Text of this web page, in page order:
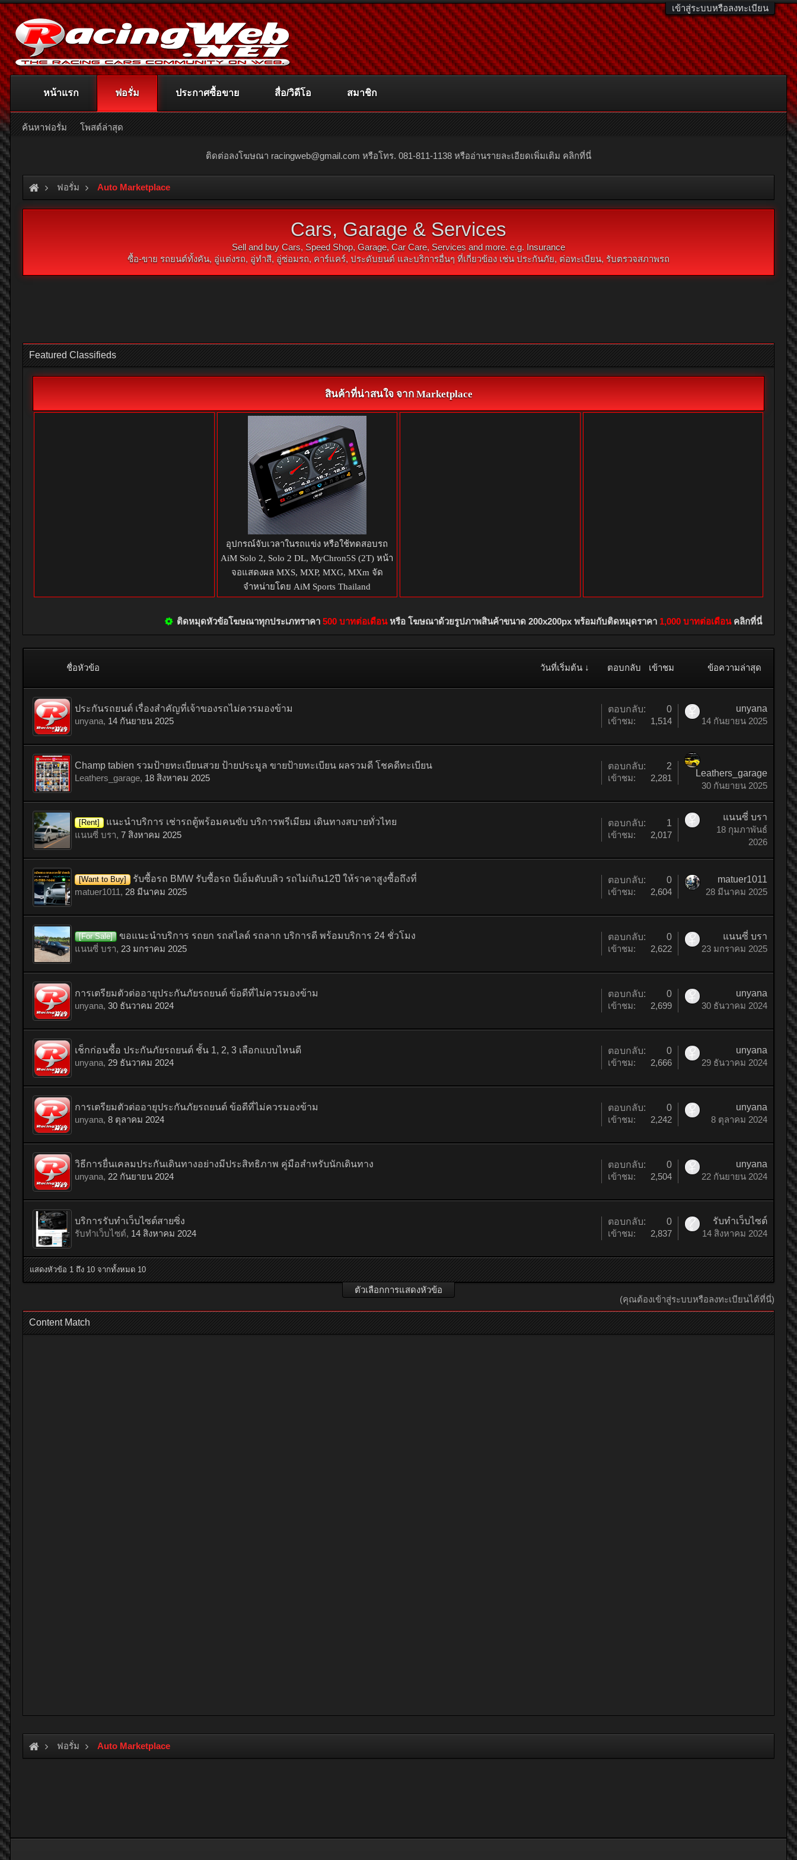
เข้าสู่ระบบหรือลงทะเบียน
ติดต่อลงโฆษณา racingweb@gmail.com หรือโทร. 081-811-1138 หรืออ่านรายละเอียดเพิ่มเติม คลิกที่นี่
ฟอรั่ม Auto Marketplace
Cars, Garage & Services
Sell and buy Cars, Speed Shop, Garage, Car Care, Services and more. e.g. Insurance
ซื้อ-ขาย รถยนต์ทั้งคัน, อู่แต่งรถ, อู่ทำสี, อู่ซ่อมรถ, คาร์แคร์, ประดับยนต์ และบริการอื่นๆ ที่เกี่ยวข้อง เช่น ประกันภัย, ต่อทะเบียน, รับตรวจสภาพรถ
Featured Classifieds
สินค้าที่น่าสนใจ จาก Marketplace
อุปกรณ์จับเวลาในรถแข่ง หรือใช้ทดสอบรถ
AiM Solo 2, Solo 2 DL, MyChron5S (2T) หน้า
จอแสดงผล MXS, MXP, MXG, MXm จัด
จำหน่ายโดย AiM Sports Thailand
ติดหมุดหัวข้อโฆษณาทุกประเภทราคา 500 บาทต่อเดือนหรือ โฆษณาด้วยรูปภาพสินค้าขนาด 200x200px พร้อมกับติดหมุดราคา 1,000 บาทต่อเดือนคลิกที่นี่
ชื่อหัวข้อ วันที่เริ่มต้น ↓ ตอบกลับ เข้าชม ข้อความล่าสุด
ประกันรถยนต์ เรื่องสำคัญที่เจ้าของรถไม่ควรมองข้าม
unyana, 14 กันยายน 2025
ตอบกลับ:
0
เข้าชม:
1,514
unyana
14 กันยายน 2025
Champ tabien รวมป้ายทะเบียนสวย ป้ายประมูล ขายป้ายทะเบียน ผลรวมดี โชคดีทะเบียน
Leathers_garage, 18 สิงหาคม 2025
ตอบกลับ:
2
เข้าชม:
2,281
Leathers_garage
30 กันยายน 2025
[Rent]
แนะนำบริการ เช่ารถตู้พร้อมคนขับ บริการพรีเมียม เดินทางสบายทั่วไทย
แนนซี่ บรา, 7 สิงหาคม 2025
ตอบกลับ:
1
เข้าชม:
2,017
แนนซี่ บรา
18 กุมภาพันธ์
2026
[Want to Buy]
รับซื้อรถ BMW รับซื้อรถ บีเอ็มดับบลิว รถไม่เกิน12ปี ให้ราคาสูงซื้อถึงที่
matuer1011, 28 มีนาคม 2025
ตอบกลับ:
0
เข้าชม:
2,604
matuer1011
28 มีนาคม 2025
[For Sale]
ขอแนะนำบริการ รถยก รถสไลด์ รถลาก บริการดี พร้อมบริการ 24 ชั่วโมง
แนนซี่ บรา, 23 มกราคม 2025
ตอบกลับ:
0
เข้าชม:
2,622
แนนซี่ บรา
23 มกราคม 2025
การเตรียมตัวต่ออายุประกันภัยรถยนต์ ข้อดีที่ไม่ควรมองข้าม
unyana, 30 ธันวาคม 2024
ตอบกลับ:
0
เข้าชม:
2,699
unyana
30 ธันวาคม 2024
เช็กก่อนซื้อ ประกันภัยรถยนต์ ชั้น 1, 2, 3 เลือกแบบไหนดี
unyana, 29 ธันวาคม 2024
ตอบกลับ:
0
เข้าชม:
2,666
unyana
29 ธันวาคม 2024
การเตรียมตัวต่ออายุประกันภัยรถยนต์ ข้อดีที่ไม่ควรมองข้าม
unyana, 8 ตุลาคม 2024
ตอบกลับ:
0
เข้าชม:
2,242
unyana
8 ตุลาคม 2024
วิธีการยื่นเคลมประกันเดินทางอย่างมีประสิทธิภาพ คู่มือสำหรับนักเดินทาง
unyana, 22 กันยายน 2024
ตอบกลับ:
0
เข้าชม:
2,504
unyana
22 กันยายน 2024
บริการรับทำเว็บไซต์สายซิ่ง
รับทำเว็บไซต์, 14 สิงหาคม 2024
ตอบกลับ:
0
เข้าชม:
2,837
รับทำเว็บไซต์
14 สิงหาคม 2024
แสดงหัวข้อ 1 ถึง 10 จากทั้งหมด 10
ตัวเลือกการแสดงหัวข้อ
(คุณต้องเข้าสู่ระบบหรือลงทะเบียนได้ที่นี่)
Content Match
ฟอรั่ม Auto Marketplace
หน้าแรก ฟอรั่ม
ค้นหาฟอรั่ม โพสต์ล่าสุด
ประกาศซื้อขาย สื่อ/วิดีโอ สมาชิก